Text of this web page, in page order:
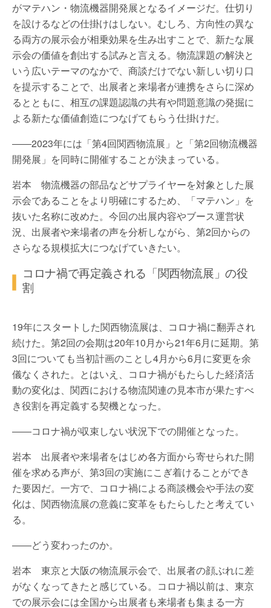
がマテハン・物流機器開発展となるイメージだ。仕切り
を設けるなどの仕掛けはしない。むしろ、方向性の異な
る両方の展示会が相乗効果を生み出すことで、新たな展
示会の価値を創出する試みと言える。物流課題の解決と
いう広いテーマのなかで、商談だけでない新しい切り口
を提示することで、出展者と来場者が連携をさらに深め
るとともに、相互の課題認識の共有や問題意識の発掘に
よる新たな価値創造につなげてもらう仕掛けだ。
――2023年には「第4回関西物流展」と「第2回物流機器
開発展」を同時に開催することが決まっている。
岩本 物流機器の部品などサプライヤーを対象とした展
示会であることをより明確にするため、「マテハン」を
抜いた名称に改めた。今回の出展内容やブース運営状
況、出展者や来場者の声を分析しながら、第2回からの
さらなる規模拡大につなげていきたい。
コロナ禍で再定義される「関西物流展」の役
割
19年にスタートした関西物流展は、コロナ禍に翻弄され
続けた。第2回の会期は20年10月から21年6月に延期。第
3回についても当初計画のことし4月から6月に変更を余
儀なくされた。とはいえ、コロナ禍がもたらした経済活
動の変化は、関西における物流関連の見本市が果たすべ
き役割を再定義する契機となった。
――コロナ禍が収束しない状況下での開催となった。
岩本 出展者や来場者をはじめ各方面から寄せられた開
催を求める声が、第3回の実施にこぎ着けることができ
た要因だ。一方で、コロナ禍による商談機会や手法の変
化は、関西物流展の意義に変革をもたらしたと考えてい
る。
――どう変わったのか。
岩本 東京と大阪の物流展示会で、出展者の顔ぶれに差
がなくなってきたと感じている。コロナ禍以前は、東京
での展示会には全国から出展者も来場者も集まる一方